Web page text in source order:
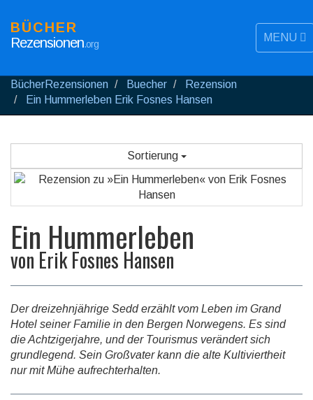
MENU
BÜCHER
Rezensionen.org
BücherRezensionen Buecher
Rezension
Ein Hummerleben Erik Fosnes Hansen
Sortierung
Ein Hummerleben
von Erik Fosnes Hansen
Der dreizehnjährige Sedd erzählt vom Leben im Grand
Hotel seiner Familie in den Bergen Norwegens. Es sind
die Achtzigerjahre, und der Tourismus verändert sich
grundlegend. Sein Großvater kann die alte Kultiviertheit
nur mit Mühe aufrechterhalten.